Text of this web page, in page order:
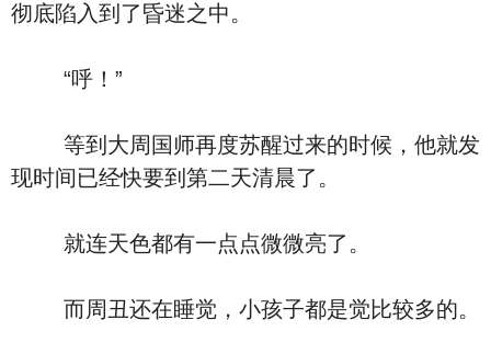
彻底陷入到了昏迷之中。
“呼！”
等到大周国师再度苏醒过来的时候，他就发
现时间已经快要到第二天清晨了。
就连天色都有一点点微微亮了。
而周丑还在睡觉，小孩子都是觉比较多的。